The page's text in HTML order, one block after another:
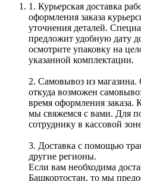
1. Курьерская доставка
оформления заказа
уточнения деталей.
предложит удобную дату
осмотрите упаковку на
указанной комплектации.
2. Самовывоз из
откуда возможен
время оформления заказа.
мы свяжемся с вами. Для
сотруднику в кассовой
3. Доставка с помощью
другие регионы.
Если вам необходима
Башкортостан, то мы